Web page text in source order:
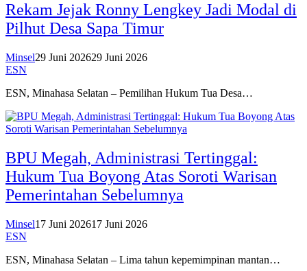
Rekam Jejak Ronny Lengkey Jadi Modal di
Pilhut Desa Sapa Timur
Minsel29 Juni 202629 Juni 2026
ESN
ESN, Minahasa Selatan – Pemilihan Hukum Tua Desa…
BPU Megah, Administrasi Tertinggal:
Hukum Tua Boyong Atas Soroti Warisan
Pemerintahan Sebelumnya
Minsel17 Juni 202617 Juni 2026
ESN
ESN, Minahasa Selatan – Lima tahun kepemimpinan mantan…